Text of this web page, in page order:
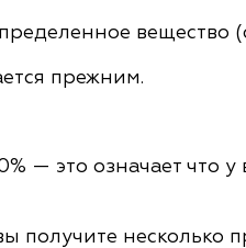
вещество
прежним.
— это означает что у
получите несколько